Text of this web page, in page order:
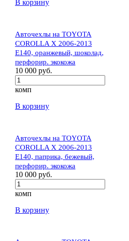
В корзину
Авточехлы на TOYOTA
COROLLA X 2006-2013
E140, оранжевый, шоколад,
перфорир. экокожа
10 000 руб.
комп
В корзину
Авточехлы на TOYOTA
COROLLA X 2006-2013
E140, паприка, бежевый,
перфорир. экокожа
10 000 руб.
комп
В корзину